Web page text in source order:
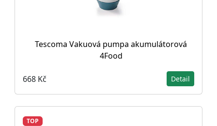
Tescoma Vakuová pumpa akumulátorová
4Food
668 Kč Detail
TOP